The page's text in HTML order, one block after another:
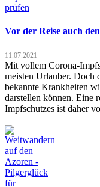
Vor der Reise auch
11.07.2021
Mit vollem Corona-
meisten Urlauber. Doch
bekannte Krankheiten
darstellen können. Eine
Impfschutzes ist daher